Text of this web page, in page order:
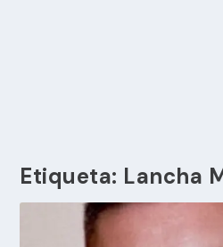
Etiqueta: Lancha